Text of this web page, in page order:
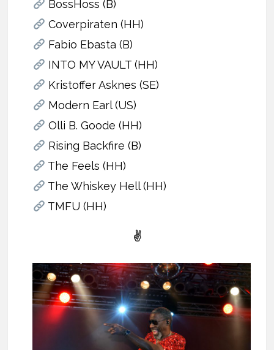
BossHoss (B)
Coverpiraten (HH)
Fabio Ebasta (B)
INTO MY VAULT (HH)
Kristoffer Asknes (SE)
Modern Earl (US)
Olli B. Goode (HH)
Rising Backfire (B)
The Feels (HH)
The Whiskey Hell (HH)
TMFU (HH)
✌